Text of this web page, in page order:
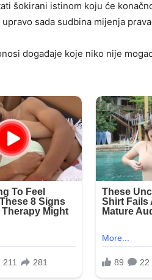
šokirani istinom koju će
sada sudbina mijenja
događaje koje niko nije